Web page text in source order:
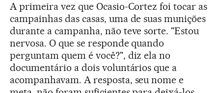
A primeira vez que Ocasio-Cortez foi tocar as
campainhas das casas, uma de suas munições
durante a campanha, não teve sorte. "Estou
nervosa. O que se responde quando
perguntam quem é você?", diz ela no
documentário a dois voluntários que a
acompanhavam. A resposta, seu nome e